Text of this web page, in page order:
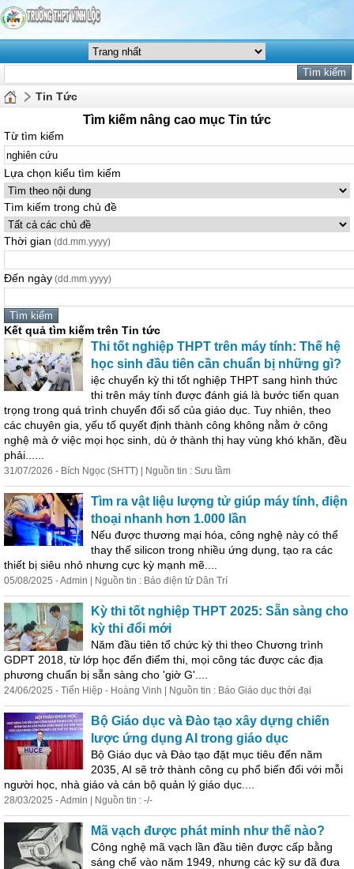
Tin Tức
Tìm kiếm nâng cao mục Tin tức
Từ tìm kiếm
Lựa chọn kiểu tìm kiếm
Tìm kiếm trong chủ đề
Thời gian (dd.mm.yyyy)
Đến ngày (dd.mm.yyyy)
Kết quả tìm kiếm trên Tin tức
Thi tốt nghiệp THPT trên máy tính: Thế hệ
học sinh đầu tiên cần chuẩn bị những gì?
iệc chuyển kỳ thi tốt nghiệp THPT sang hình thức
thi trên máy tính được đánh giá là bước tiến quan
trọng trong quá trình chuyển đổi số của giáo dục. Tuy nhiên, theo
các chuyên gia, yếu tố quyết định thành công không nằm ở công
nghệ mà ở việc mọi học sinh, dù ở thành thị hay vùng khó khăn, đều
phải......
31/07/2026 - Bích Ngọc (SHTT) | Nguồn tin : Sưu tầm
Tìm ra vật liệu lượng tử giúp máy tính, điện
thoại nhanh hơn 1.000 lần
Nếu được thương mại hóa, công nghệ này có thể
thay thế silicon trong nhiều ứng dụng, tạo ra các
thiết bị siêu nhỏ nhưng cực kỳ mạnh mẽ....
05/08/2025 - Admin | Nguồn tin : Báo điện tử Dân Trí
Kỳ thi tốt nghiệp THPT 2025: Sẵn sàng cho
kỳ thi đổi mới
Năm đầu tiên tổ chức kỳ thi theo Chương trình
GDPT 2018, từ lớp học đến điểm thi, mọi công tác được các địa
phương chuẩn bị sẵn sàng cho 'giờ G'....
24/06/2025 - Tiến Hiệp - Hoàng Vinh | Nguồn tin : Báo Giáo dục thời đại
Bộ Giáo dục và Đào tạo xây dựng chiến
lược ứng dụng AI trong giáo dục
Bộ Giáo dục và Đào tạo đặt mục tiêu đến năm
2035, AI sẽ trở thành công cụ phổ biến đối với mỗi
người học, nhà giáo và cán bộ quản lý giáo dục....
28/03/2025 - Admin | Nguồn tin : -/-
Mã vạch được phát minh như thế nào?
Công nghệ mã vạch lần đầu tiên được cấp bằng
sáng chế vào năm 1949, nhưng các kỹ sư đã đưa